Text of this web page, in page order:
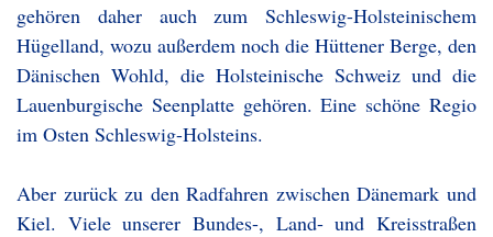
gehören daher auch zum Schleswig-Holsteinischem
Hügelland, wozu außerdem noch die Hüttener Berge, den
Dänischen Wohld, die Holsteinische Schweiz und die
Lauenburgische Seenplatte gehören. Eine schöne Regio
im Osten Schleswig-Holsteins.
Aber zurück zu den Radfahren zwischen Dänemark und
Kiel. Viele unserer Bundes-, Land- und Kreisstraßen